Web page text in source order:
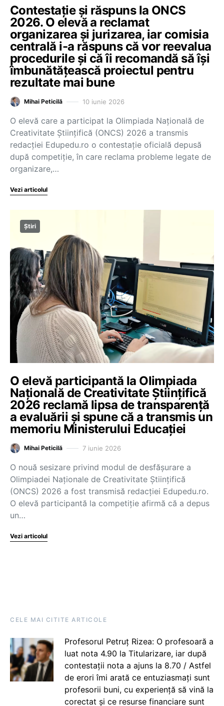
Contestație și răspuns la ONCS
2026. O elevă a reclamat
organizarea și jurizarea, iar comisia
centrală i-a răspuns că vor reevalua
procedurile și că îi recomandă să își
îmbunătățească proiectul pentru
rezultate mai bune
Mihai Peticilă 10 iunie 2026
O elevă care a participat la Olimpiada Națională de
Creativitate Științifică (ONCS) 2026 a transmis
redacției Edupedu.ro o contestație oficială depusă
după competiție, în care reclama probleme legate de
organizare,…
Vezi articolul
Știri
O elevă participantă la Olimpiada
Națională de Creativitate Științifică
2026 reclamă lipsa de transparență
a evaluării și spune că a transmis un
memoriu Ministerului Educației
Mihai Peticilă 7 iunie 2026
O nouă sesizare privind modul de desfășurare a
Olimpiadei Naționale de Creativitate Științifică
(ONCS) 2026 a fost transmisă redacției Edupedu.ro.
O elevă participantă la competiție afirmă că a depus
un…
Vezi articolul
CELE MAI CITITE ARTICOLE
Profesorul Petruț Rizea: O profesoară a
luat nota 4.90 la Titularizare, iar după
contestații nota a ajuns la 8.70 / Astfel
de erori îmi arată ce entuziasmați sunt
profesorii buni, cu experiență să vină la
corectat și ce resurse financiare sunt